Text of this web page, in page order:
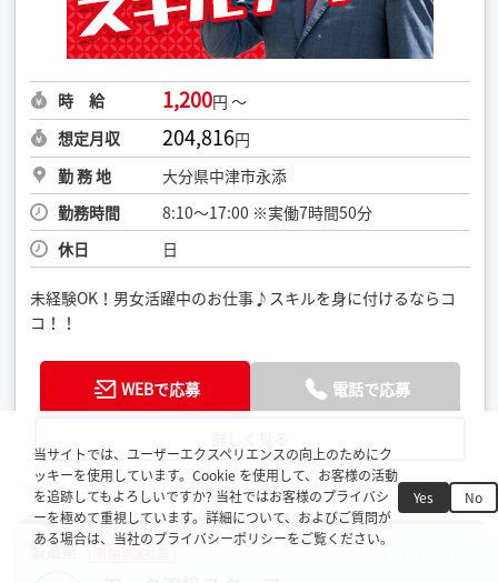
時 給 1,200円 ～
想定月収
204,816円
勤 務 地
大分県中津市永添
勤務時間
8:10〜17:00 ※実働7時間50分
休日
日
未経験OK！男女活躍中のお仕事♪スキルを身に付けるならコ
コ！！
WEBで応募 電話で応募
製造業 No. 7911 / 2025.06.13
当サイトでは、ユーザーエクスペリエンスの向上のためにク
ッキーを使用しています。Cookie を使用して、お客様の活動
を追跡してもよろしいですか? 当社ではお客様のプライバシ
ーを極めて重視しています。詳細について、およびご質問が
ある場合は、当社のプライバシーポリシーをご覧ください。
Yes No